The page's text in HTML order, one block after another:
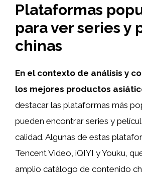
Plataformas
para ver series y
chinas
En el contexto de análisis y
los mejores productos
destacar las plataformas más
pueden encontrar series y
calidad. Algunas de estas
Tencent Video, iQIYI y Youku,
amplio catálogo de contenido